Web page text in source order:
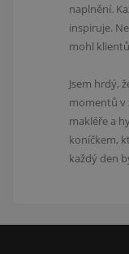
naplnění.
inspiruje.
mohl
Jsem hrdý,
momentů v
makléře a
koníčkem,
každý den